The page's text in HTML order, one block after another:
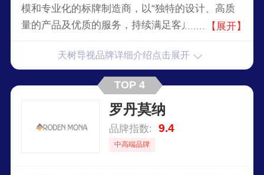
模和专业化的标牌制造商，以“独特的设计、高质
量的产品及优质的服务，持续满足客户的要求和期
化空间、城市空间、商业空间、办公大厦等场所。
【展开】
天树导视品牌详细介绍点击展开
TOP 4
罗丹莫纳
品牌指数: 9.4
中高端品牌